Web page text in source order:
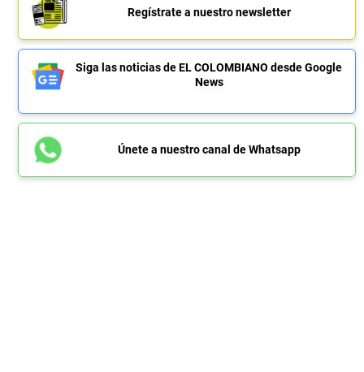
Regístrate a nuestro newsletter
Siga las noticias de EL COLOMBIANO desde Google
News
Únete a nuestro canal de Whatsapp